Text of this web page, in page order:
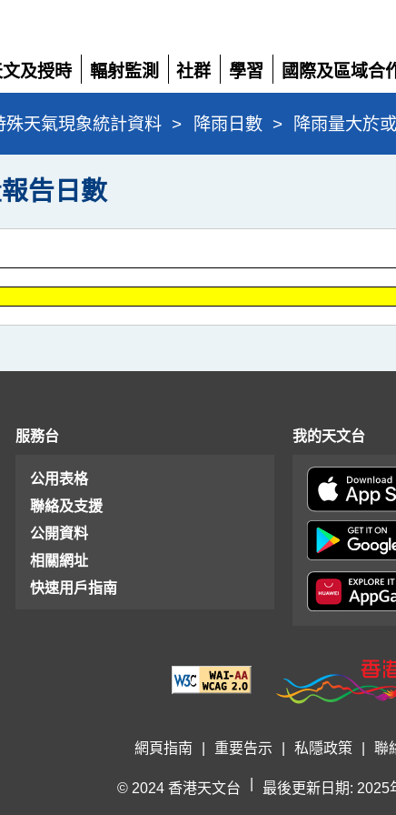
文及授時
輻射監測
展
開
社群
展
開
學習
展
開
國際及區域合
展
開
殊天氣現象統計資料 > 降雨日數 > 降雨量大於
告日數
服務台
公用表格
聯絡及支援
公開資料
相關網址
快速用戶指南
我的天文台
網頁指南 重要告示 私隱政策 聯
© 2024 香港天文台 最後更新日期: 2025